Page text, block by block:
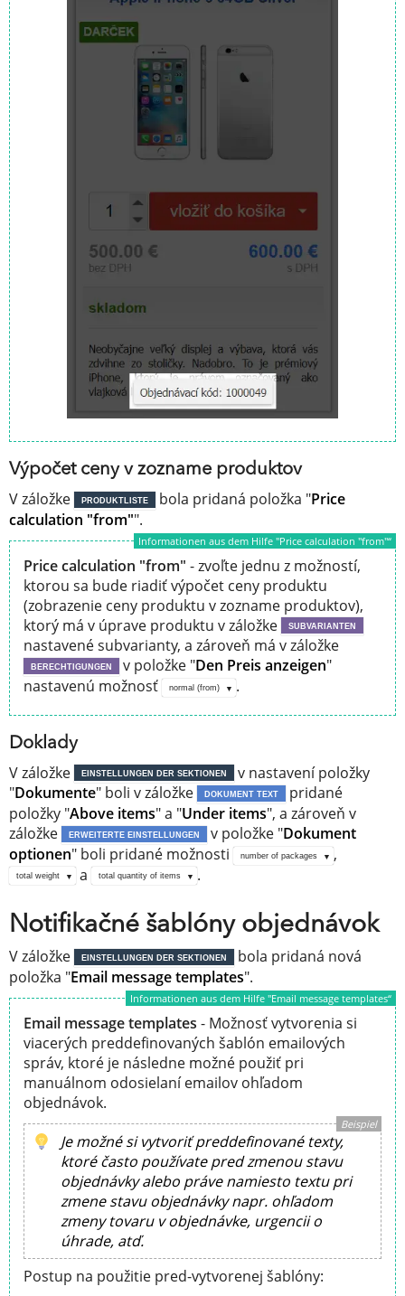
Výpočet ceny v zozname produktov
V záložke PRODUKTLISTE bola pridaná položka "Price
calculation "from"".
Informationen aus dem Hilfe "Price calculation "from"“
Price calculation "from" - zvoľte jednu z možností,
ktorou sa bude riadiť výpočet ceny produktu
(zobrazenie ceny produktu v zozname produktov),
ktorý má v úprave produktu v záložke
SUBVARIANTEN
nastavené subvarianty, a zároveň má v záložke
BERECHTIGUNGEN v položke "Den Preis anzeigen"
nastavenú možnosť
normal (from) .
Doklady
V záložke EINSTELLUNGEN DER SEKTIONEN
v nastavení položky
"Dokumente" boli v záložke DOKUMENT TEXT
pridané
položky "Above items" a "Under items", a zároveň v
záložke
ERWEITERTE EINSTELLUNGEN v položke "Dokument
optionen" boli pridané možnosti number of packages ,
total weight a total quantity of items .
Notifikačné šablóny objednávok
V záložke EINSTELLUNGEN DER SEKTIONEN
bola pridaná nová
položka "Email message templates".
Informationen aus dem Hilfe "Email message templates“
Email message templates - Možnosť vytvorenia si
viacerých preddefinovaných šablón emailových
správ, ktoré je následne možné použiť pri
manuálnom odosielaní emailov ohľadom
objednávok.
Beispiel
Je možné si vytvoriť preddefinované texty,
ktoré často používate pred zmenou stavu
objednávky alebo práve namiesto textu pri
zmene stavu objednávky napr. ohľadom
zmeny tovaru v objednávke, urgencii o
úhrade, atď.
Postup na použitie pred-vytvorenej šablóny: